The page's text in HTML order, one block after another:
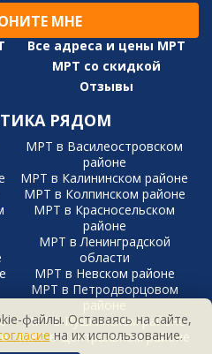
МНЕ
Все адреса и цены МРТ
МРТ со скидкой
Отзывы
РЯДОМ
МРТ в Василеостровском
районе
МРТ в Калининском районе
МРТ в Колпинском районе
МРТ в Красносельском
районе
МРТ в Ленинградской
области
МРТ в Невском районе
МРТ в Петродворцовом
районе
МРТ в Пушкинском районе
МРТ в Центральном районе
файлы. Оставаясь на сайте,
на их использование.